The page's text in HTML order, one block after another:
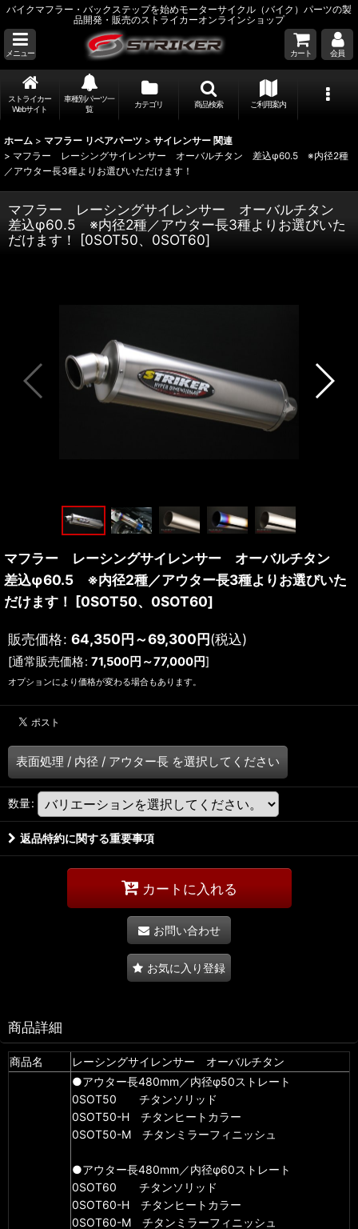
バイクマフラー・バックステップを始めモーターサイクル（バイク）パーツの製
品開発・販売のストライカーオンラインショップ
メニュー カート 会員
ストライカー
Webサイト
車種別パーツ一
覧
カテゴリ 商品検索 ご利用案内
ホーム > マフラー リペアパーツ > サイレンサー 関連
> マフラー レーシングサイレンサー オーバルチタン 差込φ60.5 ※内径2種
／アウター長3種よりお選びいただけます！
マフラー レーシングサイレンサー オーバルチタン
差込φ60.5 ※内径2種／アウター長3種よりお選びいた
だけます！
[0SOT50、0SOT60]
マフラー レーシングサイレンサー オーバルチタン
差込φ60.5 ※内径2種／アウター長3種よりお選びいた
だけます！
[0SOT50、0SOT60]
販売価格: 64,350円～69,300円(税込)
[通常販売価格: 71,500円 ～77,000円]
オプションにより価格が変わる場合もあります。
表面処理 / 内径 / アウター長 を選択してください
数量:
返品特約に関する重要事項
カートに入れる
お問い合わせ
お気に入り登録
商品詳細
商品名 レーシングサイレンサー オーバルチタン
●アウター長480mm／内径φ50ストレート
0SOT50 チタンソリッド
0SOT50-H チタンヒートカラー
0SOT50-M チタンミラーフィニッシュ
●アウター長480mm／内径φ60ストレート
0SOT60 チタンソリッド
0SOT60-H チタンヒートカラー
0SOT60-M チタンミラーフィニッシュ